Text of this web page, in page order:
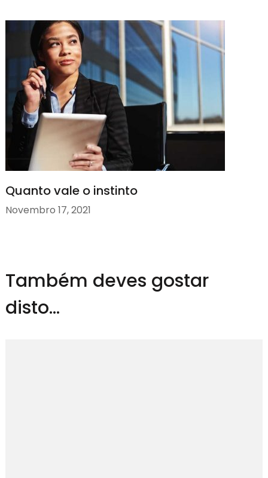
Quanto vale o instinto
Novembro 17, 2021
Também deves gostar
disto...